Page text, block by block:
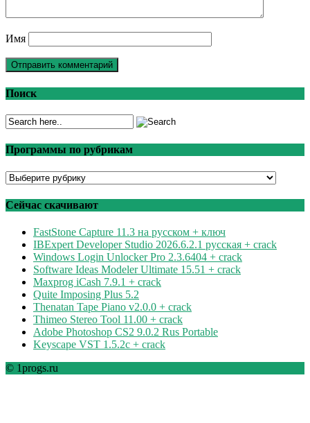
Имя
Поиск
Программы по рубрикам
Программы
рубрикам
Сейчас скачивают
FastStone Capture 11.3 на русском + ключ
IBExpert Developer Studio 2026.6.2.1 русская + crack
Windows Login Unlocker Pro 2.3.6404 + crack
Software Ideas Modeler Ultimate 15.51 + crack
Maxprog iCash 7.9.1 + crack
Quite Imposing Plus 5.2
Thenatan Tape Piano v2.0.0 + crack
Thimeo Stereo Tool 11.00 + crack
Adobe Photoshop CS2 9.0.2 Rus Portable
Keyscape VST 1.5.2c + crack
© 1progs.ru